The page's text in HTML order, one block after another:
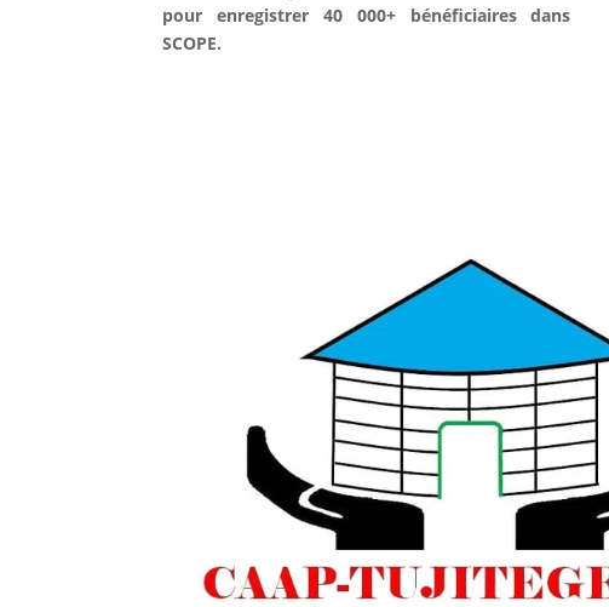
pour enregistrer 40 000+ bénéficiaires dans
SCOPE.